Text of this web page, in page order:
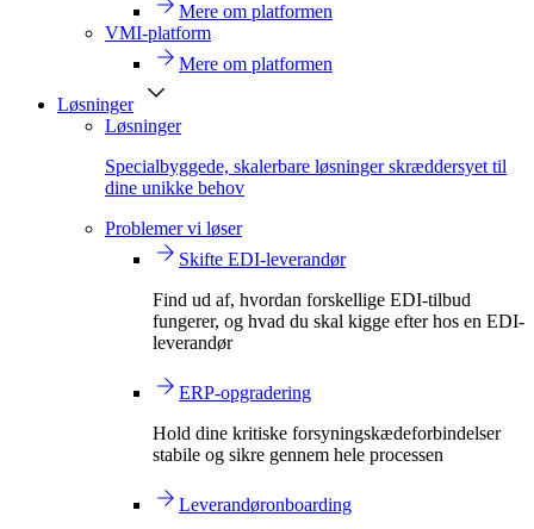
Mere om platformen
VMI-platform
Mere om platformen
Løsninger
Løsninger
Specialbyggede, skalerbare løsninger skræddersyet til
dine unikke behov
Problemer vi løser
Skifte EDI-leverandør
Find ud af, hvordan forskellige EDI-tilbud
fungerer, og hvad du skal kigge efter hos en EDI-
leverandør
ERP-opgradering
Hold dine kritiske forsyningskædeforbindelser
stabile og sikre gennem hele processen
Leverandøronboarding